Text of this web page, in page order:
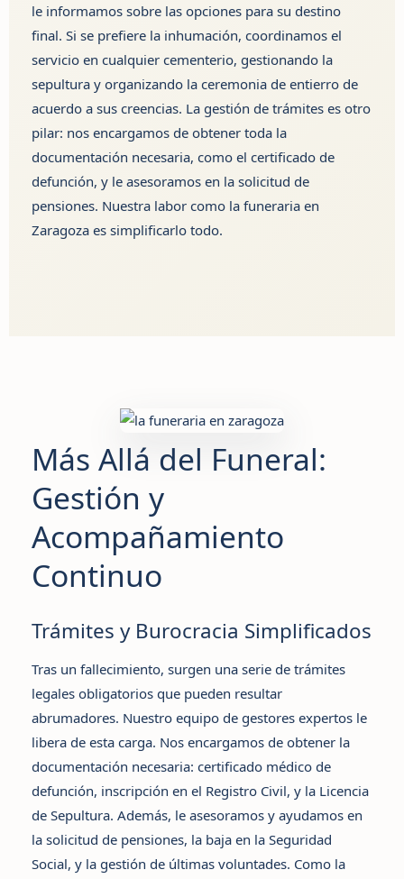
le informamos sobre las opciones para su destino
final. Si se prefiere la inhumación, coordinamos el
servicio en cualquier cementerio, gestionando la
sepultura y organizando la ceremonia de entierro de
acuerdo a sus creencias. La gestión de trámites es otro
pilar: nos encargamos de obtener toda la
documentación necesaria, como el certificado de
defunción, y le asesoramos en la solicitud de
pensiones. Nuestra labor como la funeraria en
Zaragoza es simplificarlo todo.
Más Allá del Funeral:
Gestión y
Acompañamiento
Continuo
Trámites y Burocracia Simplificados
Tras un fallecimiento, surgen una serie de trámites
legales obligatorios que pueden resultar
abrumadores. Nuestro equipo de gestores expertos le
libera de esta carga. Nos encargamos de obtener la
documentación necesaria: certificado médico de
defunción, inscripción en el Registro Civil, y la Licencia
de Sepultura. Además, le asesoramos y ayudamos en
la solicitud de pensiones, la baja en la Seguridad
Social, y la gestión de últimas voluntades. Como la